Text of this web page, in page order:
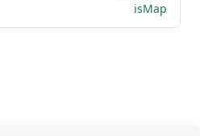
isMap